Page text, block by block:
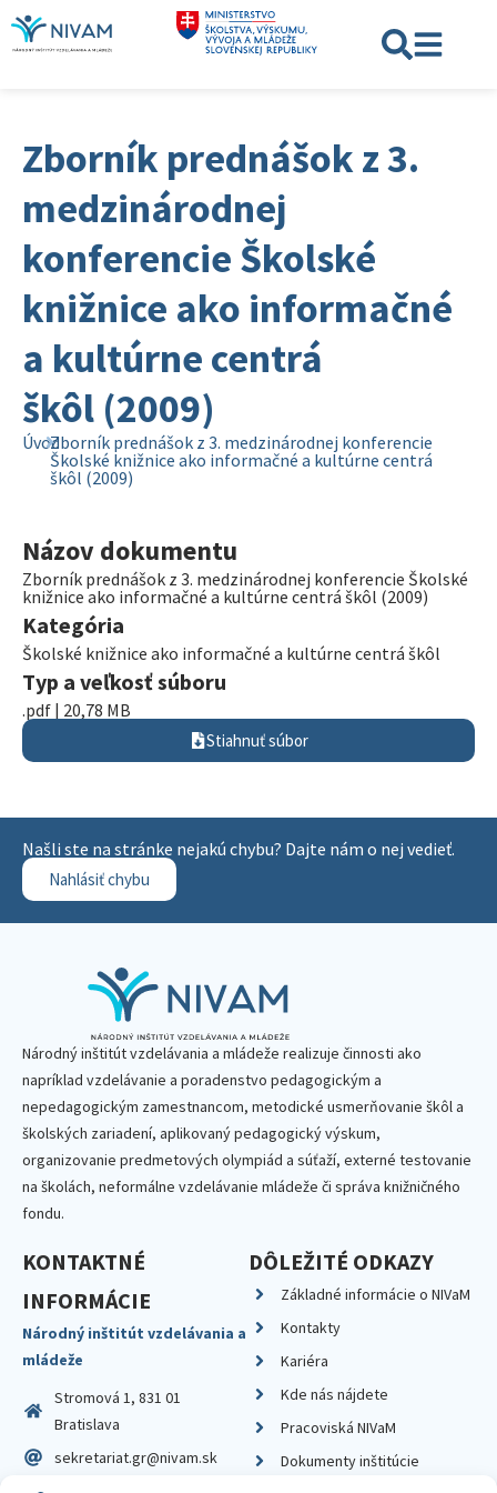
Zborník prednášok z 3.
medzinárodnej
konferencie Školské
knižnice ako informačné
a kultúrne centrá
škôl (2009)
ÚvodZborník prednášok z 3. medzinárodnej konferencie
Školské knižnice ako informačné a kultúrne centrá
škôl (2009)
Názov dokumentu
Zborník prednášok z 3. medzinárodnej konferencie Školské
knižnice ako informačné a kultúrne centrá škôl (2009)
Kategória
Školské knižnice ako informačné a kultúrne centrá škôl
Typ a veľkosť súboru
.pdf | 20,78 MB
Stiahnuť súbor
Našli ste na stránke nejakú chybu? Dajte nám o nej vedieť.
Nahlásiť chybu
Národný inštitút vzdelávania a mládeže realizuje činnosti ako
napríklad vzdelávanie a poradenstvo pedagogickým a
nepedagogickým zamestnancom, metodické usmerňovanie škôl a
školských zariadení, aplikovaný pedagogický výskum,
organizovanie predmetových olympiád a súťaží, externé testovanie
na školách, neformálne vzdelávanie mládeže či správa knižničného
fondu.
KONTAKTNÉ
INFORMÁCIE
Národný inštitút vzdelávania a
mládeže
Stromová 1, 831 01
Bratislava
sekretariat.gr@nivam.sk
DÔLEŽITÉ ODKAZY
Základné informácie o NIVaM
Kontakty
Kariéra
Kde nás nájdete
Pracoviská NIVaM
Dokumenty inštitúcie